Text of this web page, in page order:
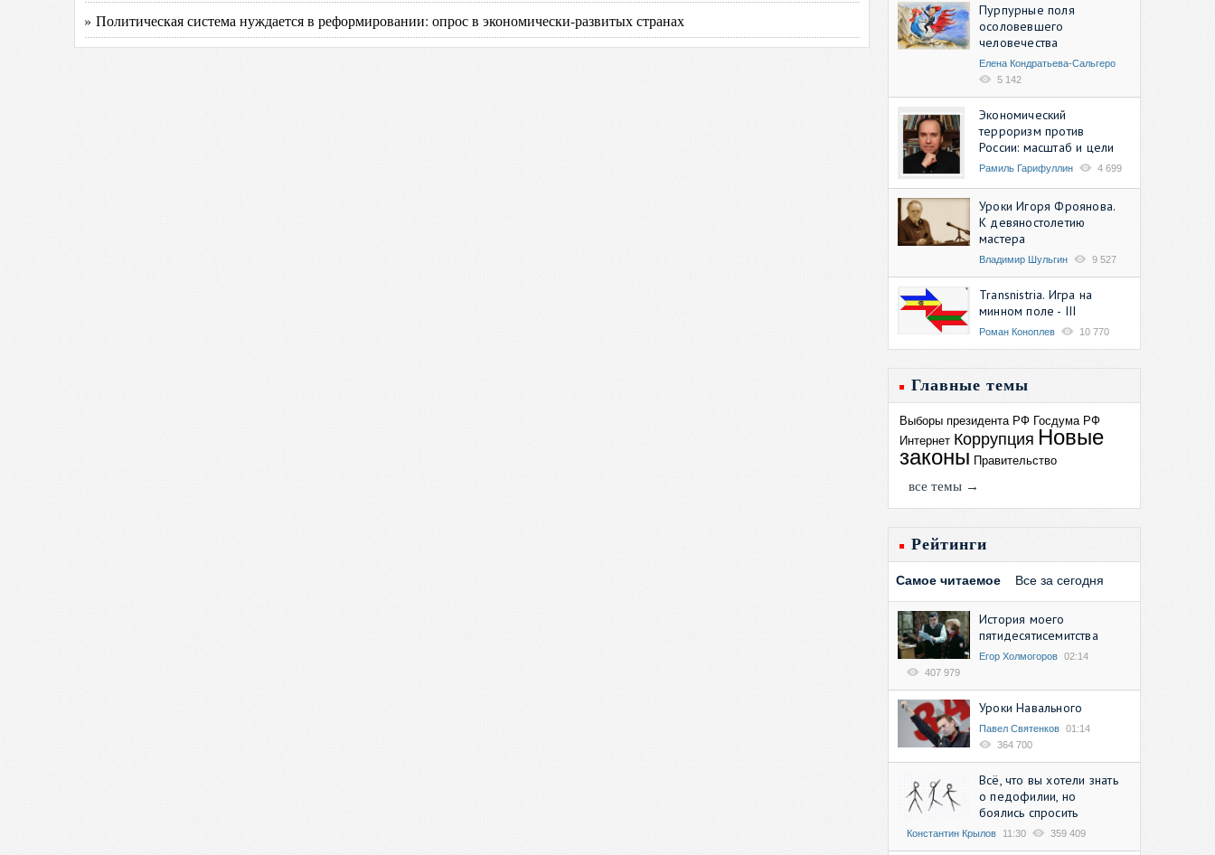
» Политическая система нуждается в реформировании: опрос в экономически-развитых странах
Пурпурные поля
осоловевшего
человечества
Елена Кондратьева-Сальгеро
5 142
Экономический
терроризм против
России: масштаб и цели
Рамиль Гарифуллин 4 699
Уроки Игоря Фроянова.
К девяностолетию
мастера
Владимир Шульгин 9 527
Transnistria. Игра на
минном поле - III
Роман Коноплев 10 770
Главные темы
Выборы президента РФ Госдума РФ
Интернет Коррупция Новые
законы Правительство
все темы →
Рейтинги
Самое читаемое Все за сегодня
История моего
пятидесятисемитства
Егор Холмогоров 02:14
407 979
Уроки Навального
Павел Святенков 01:14
364 700
Всё, что вы хотели знать
о педофилии, но
боялись спросить
Константин Крылов 11:30 359 409